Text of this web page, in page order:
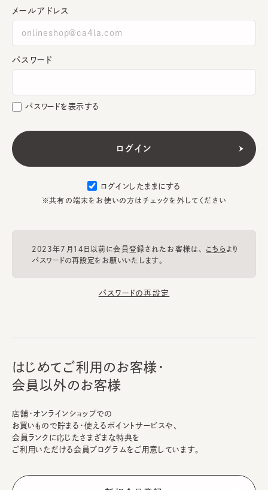
メールアドレス
パスワード
パスワードを表示する
ログインしたままにする
※共有の端末をお使いの方はチェックを外してください
2023年7月14日以前に会員登録されたお客様は、 こちらより
パスワードの再設定をお願いいたします。
パスワードの再設定
はじめてご利用のお客様・
会員以外のお客様
店舗・オンラインショップでの
お買いもので貯まる・使えるポイントサービスや、
会員ランクに応じたさまざまな特典を
ご利用いただける会員プログラムをご用意しています。